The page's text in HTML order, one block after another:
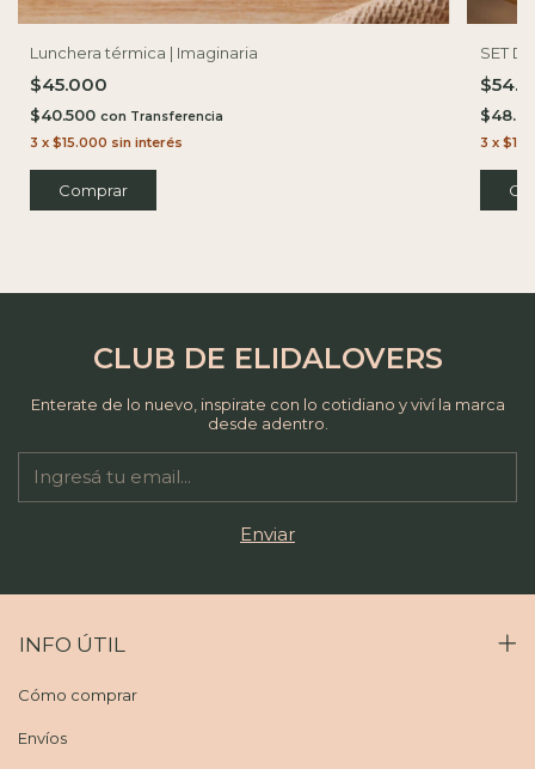
Lunchera térmica | Imaginaria
$45.000
$40.500 con
3 x $15.000 sin interés
SET
3 x
CLUB DE ELIDALOVERS
Enterate de lo nuevo, inspirate con lo cotidiano y viví la marca
desde adentro.
INFO ÚTIL
Cómo comprar
Envíos